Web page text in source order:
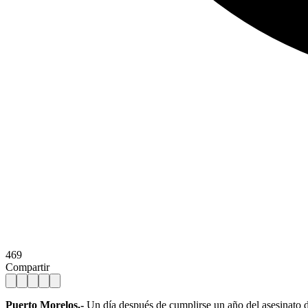
469
Compartir
Puerto Morelos.- Un día después de cumplirse un año del